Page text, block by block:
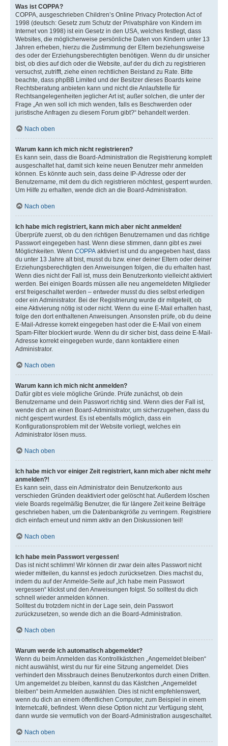
Was ist COPPA?
COPPA, ausgeschrieben Children’s Online Privacy Protection Act of
1998 (deutsch: Gesetz zum Schutz der Privatsphäre von Kindern im
Internet von 1998) ist ein Gesetz in den USA, welches festlegt, dass
Websites, die möglicherweise persönliche Daten von Kindern unter 13
Jahren erheben, hierzu die Zustimmung der Eltern beziehungsweise
des oder der Erziehungsberechtigten benötigen. Wenn du dir unsicher
bist, ob dies auf dich oder die Website, auf der du dich zu registrieren
versuchst, zutrifft, ziehe einen rechtlichen Beistand zu Rate. Bitte
beachte, dass phpBB Limited und der Besitzer dieses Boards keine
Rechtsberatung anbieten kann und nicht die Anlaufstelle für
Rechtsangelegenheiten jeglicher Art ist; außer solchen, die unter der
Frage „An wen soll ich mich wenden, falls es Beschwerden oder
juristische Anfragen zu diesem Forum gibt?“ behandelt werden.
Nach oben
Warum kann ich mich nicht registrieren?
Es kann sein, dass die Board-Administration die Registrierung komplett
ausgeschaltet hat, damit sich keine neuen Benutzer mehr anmelden
können. Es könnte auch sein, dass deine IP-Adresse oder der
Benutzername, mit dem du dich registrieren möchtest, gesperrt wurden.
Um Hilfe zu erhalten, wende dich an die Board-Administration.
Nach oben
Ich habe mich registriert, kann mich aber nicht anmelden!
Überprüfe zuerst, ob du den richtigen Benutzernamen und das richtige
Passwort eingegeben hast. Wenn diese stimmen, dann gibt es zwei
Möglichkeiten. Wenn COPPA aktiviert ist und du angegeben hast, dass
du unter 13 Jahre alt bist, musst du bzw. einer deiner Eltern oder deiner
Erziehungsberechtigten den Anweisungen folgen, die du erhalten hast.
Wenn dies nicht der Fall ist, muss dein Benutzerkonto vielleicht aktiviert
werden. Bei einigen Boards müssen alle neu angemeldeten Mitglieder
erst freigeschaltet werden – entweder musst du dies selbst erledigen
oder ein Administrator. Bei der Registrierung wurde dir mitgeteilt, ob
eine Aktivierung nötig ist oder nicht. Wenn du eine E-Mail erhalten hast,
folge den dort enthaltenen Anweisungen. Ansonsten prüfe, ob du deine
E-Mail-Adresse korrekt eingegeben hast oder die E-Mail von einem
Spam-Filter blockiert wurde. Wenn du dir sicher bist, dass deine E-Mail-
Adresse korrekt eingegeben wurde, dann kontaktiere einen
Administrator.
Nach oben
Warum kann ich mich nicht anmelden?
Dafür gibt es viele mögliche Gründe. Prüfe zunächst, ob dein
Benutzername und dein Passwort richtig sind. Wenn dies der Fall ist,
wende dich an einen Board-Administrator, um sicherzugehen, dass du
nicht gesperrt wurdest. Es ist ebenfalls möglich, dass ein
Konfigurationsproblem mit der Website vorliegt, welches ein
Administrator lösen muss.
Nach oben
Ich habe mich vor einiger Zeit registriert, kann mich aber nicht mehr
anmelden?!
Es kann sein, dass ein Administrator dein Benutzerkonto aus
verschieden Gründen deaktiviert oder gelöscht hat. Außerdem löschen
viele Boards regelmäßig Benutzer, die für längere Zeit keine Beiträge
geschrieben haben, um die Datenbankgröße zu verringern. Registriere
dich einfach erneut und nimm aktiv an den Diskussionen teil!
Nach oben
Ich habe mein Passwort vergessen!
Das ist nicht schlimm! Wir können dir zwar dein altes Passwort nicht
wieder mitteilen, du kannst es jedoch zurücksetzen. Dies machst du,
indem du auf der Anmelde-Seite auf „Ich habe mein Passwort
vergessen“ klickst und den Anweisungen folgst. So solltest du dich
schnell wieder anmelden können.
Solltest du trotzdem nicht in der Lage sein, dein Passwort
zurückzusetzen, so wende dich an die Board-Administration.
Nach oben
Warum werde ich automatisch abgemeldet?
Wenn du beim Anmelden das Kontrollkästchen „Angemeldet bleiben“
nicht auswählst, wirst du nur für eine Sitzung angemeldet. Dies
verhindert den Missbrauch deines Benutzerkontos durch einen Dritten.
Um angemeldet zu bleiben, kannst du das Kästchen „Angemeldet
bleiben“ beim Anmelden auswählen. Dies ist nicht empfehlenswert,
wenn du dich an einem öffentlichen Computer, zum Beispiel in einem
Internetcafé, befindest. Wenn diese Option nicht zur Verfügung steht,
dann wurde sie vermutlich von der Board-Administration ausgeschaltet.
Nach oben